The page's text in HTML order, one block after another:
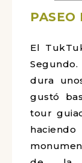
PASEO
El
dura
gustó
tour